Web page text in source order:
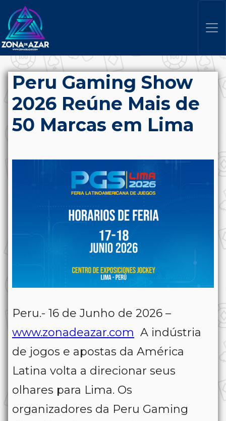
Peru Gaming Show
2026 Reúne Mais de
50 Marcas em Lima
Peru.- 16 de Junho de 2026 –
www.zonadeazar.com A indústria
de jogos e apostas da América
Latina volta a direcionar seus
olhares para Lima. Os
organizadores da Peru Gaming